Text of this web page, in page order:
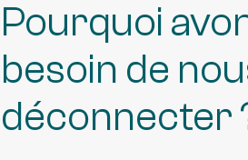
Pourquoi
besoin de
déconnecter